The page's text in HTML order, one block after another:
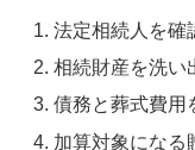
法定相続人を確
相続財産を洗い
債務と葬式費用
加算対象になる